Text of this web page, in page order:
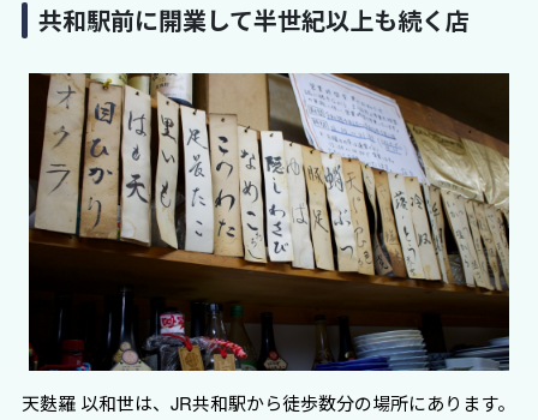
共和駅前に開業して半世紀以上も続く店
天麩羅 以和世は、JR共和駅から徒歩数分の場所にあります。